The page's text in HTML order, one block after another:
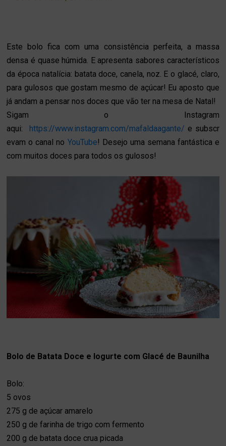
Este bolo fica com uma consistência perfeita, a massa
densa é quase húmida. E apresenta sabores característicos
da época natalícia: batata doce, canela, noz. E o glacé, claro,
para gulosos que gostam mesmo de açúcar! Eu aposto que
já andam a pensar nos doces que vão ter na mesa de Natal!
Sigam o Instagram
aqui: https://www.instagram.com/mafaldaagante/ e subscr
evam o canal no YouTube! Desejo uma semana fantástica e
com muitos doces para todos os gulosos!
Bolo de Batata Doce e Iogurte com Glacé de Baunilha
Bolo:
5 ovos
275 g de açúcar amarelo
250 g de farinha de trigo com fermento
200 g de batata doce crua picada